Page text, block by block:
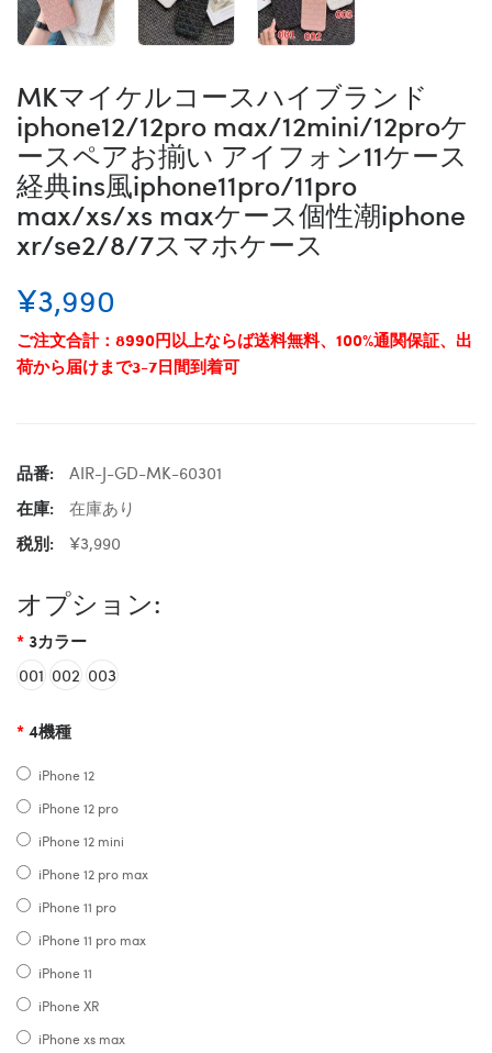
MKマイケルコースハイブランド
iphone12/12pro max/12mini/12proケ
ースペアお揃い アイフォン11ケース
経典ins風iphone11pro/11pro
max/xs/xs maxケース個性潮iphone
xr/se2/8/7スマホケース
¥3,990
ご注文合計：8990円以上ならば送料無料、100%通関保証、出
荷から届けまで3-7日間到着可
品番:
AIR-J-GD-MK-60301
在庫:
在庫あり
税別:
¥3,990
オプション:
3カラー
001 002 003
4機種
iPhone 12
iPhone 12 pro
iPhone 12 mini
iPhone 12 pro max
iPhone 11 pro
iPhone 11 pro max
iPhone 11
iPhone XR
iPhone xs max